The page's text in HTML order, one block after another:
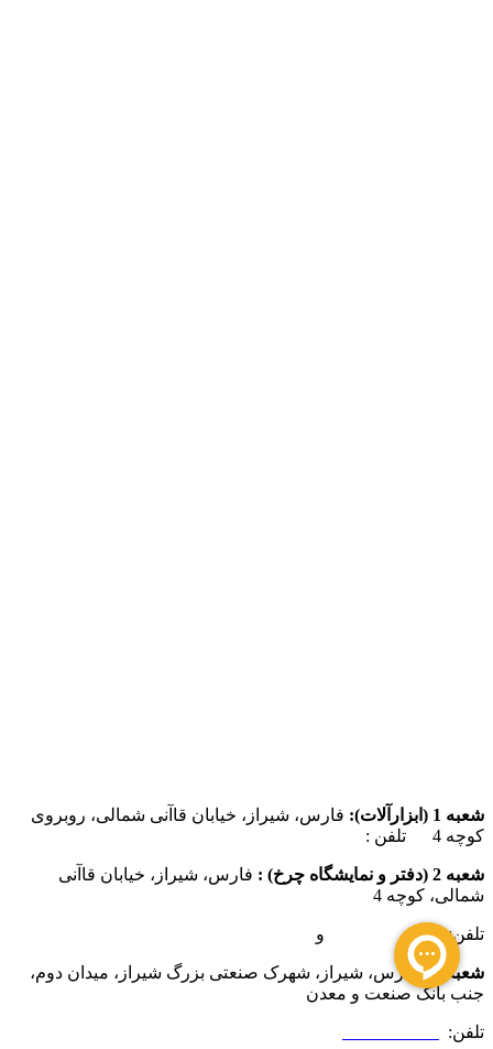
شعبه 1 (ابزارآلات):
فارس، شیراز، خیابان قاآنی شمالی، روبروی
کوچه 4 تلفن :
شعبه 2 (دفتر و نمایشگاه چرخ) :
فارس، شیراز، خیابان قاآنی
شمالی، کوچه 4
تلفن:07132349472 و
شعبه 3 :
فارس، شیراز، شهرک صنعتی بزرگ شیراز، میدان دوم،
جنب بانک صنعت و معدن
تلفن: